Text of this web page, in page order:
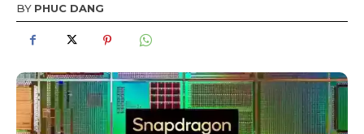
BY PHUC DANG